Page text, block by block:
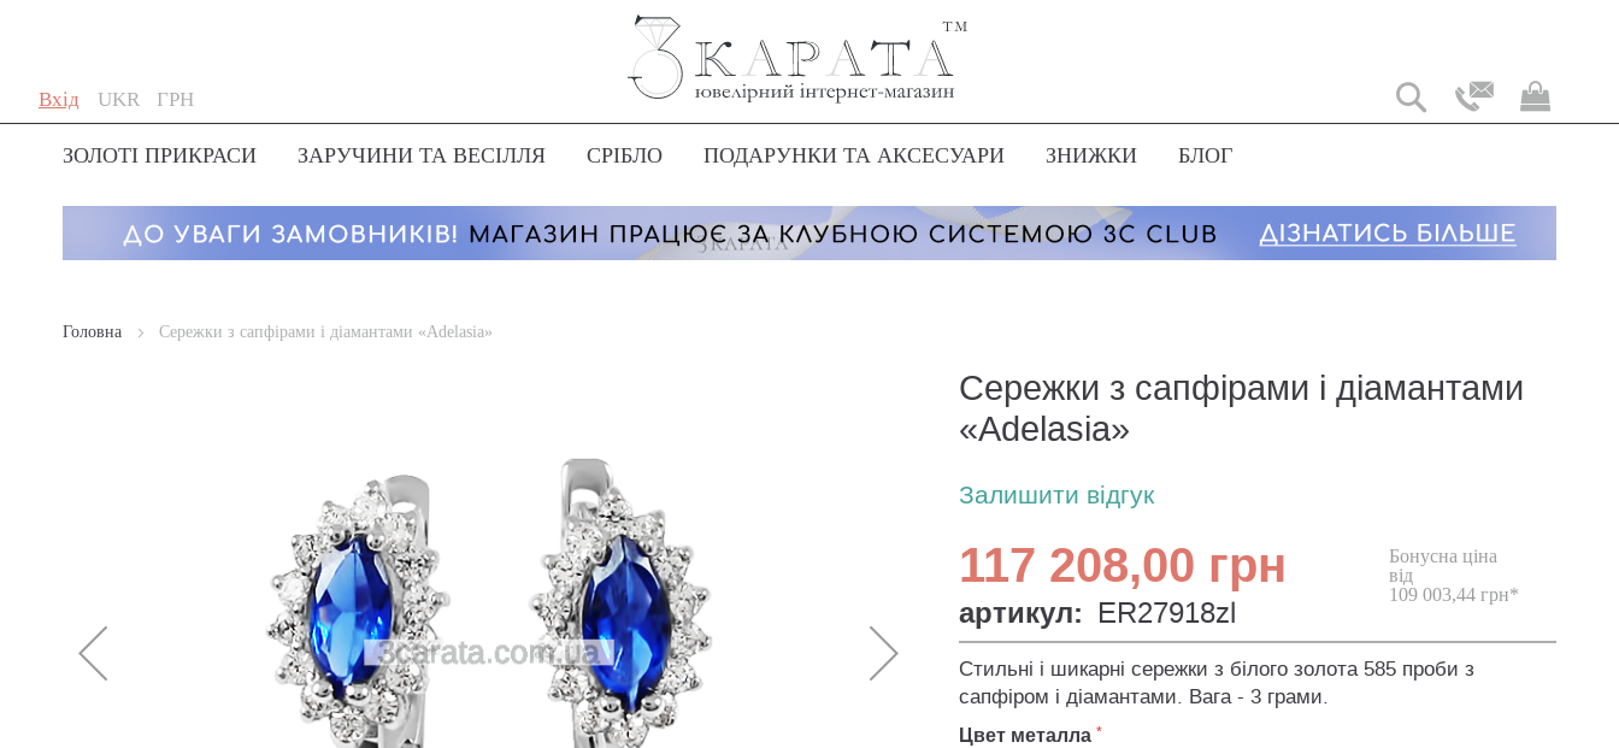
Вхід
Skip
to
Content
Мова
UKR
Мій
Валюта
ГРН
ЗОЛОТІ ПРИКРАСИ ЗАРУЧИНИ ТА ВЕСІЛЛЯ СРІБЛО ПОДАРУНКИ ТА АКСЕСУАРИ ЗНИЖКИ БЛОГ
Головна Сережки з сапфірами і діамантами «Adelasia»
Сережки з сапфірами і діамантами
«Adelasia»
Залишити відгук
117 208,00 грн
Бонусна ціна
від
109 003,44 грн*
артикул: ER27918zl
Стильні і шикарні сережки з білого золота 585 проби з
сапфіром і діамантами. Вага - 3 грами.
Цвет металла